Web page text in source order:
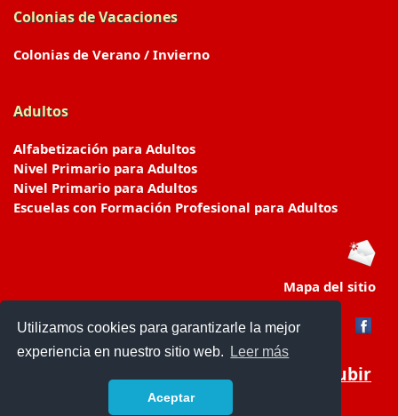
Utilizamos cookies para garantizarle la mejor
experiencia en nuestro sitio web.
Leer más
Aceptar
Colonias de Vacaciones
Colonias de Verano / Invierno
Adultos
Alfabetización para Adultos
Nivel Primario para Adultos
Nivel Primario para Adultos
Escuelas con Formación Profesional para Adultos
Mapa del sitio
Subir